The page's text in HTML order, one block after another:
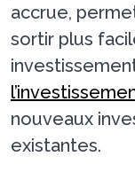
accrue,
sortir plus
nouveaux
existantes.